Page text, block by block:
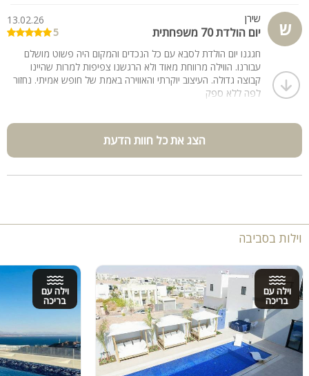
ש שירן
יום הולדת 70 משפחתית
13.02.26
5
חגגנו יום הולדת לסבא עם כל הנכדים והמקום היה פשוט מושלם
עבורנו. הווילה מרווחת מאוד ולא הרגשנו צפיפות למרות שהיינו
קבוצה גדולה. העיצוב יוקרתי והאווירה באמת של חופש אמיתי. נחזור
לפה ללא ספק
הצג את כל חוות הדעת
וילות בסביבה
וילה עם
בריכה
וילה עם
בריכה